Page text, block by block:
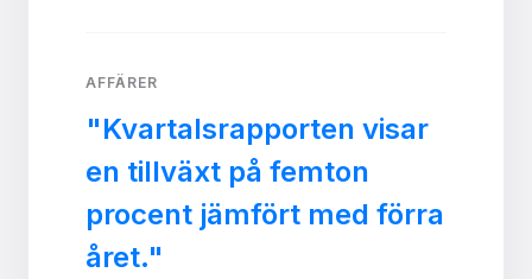
AFFÄRER
"Kvartalsrapporten visar
en tillväxt på femton
procent jämfört med förra
året."